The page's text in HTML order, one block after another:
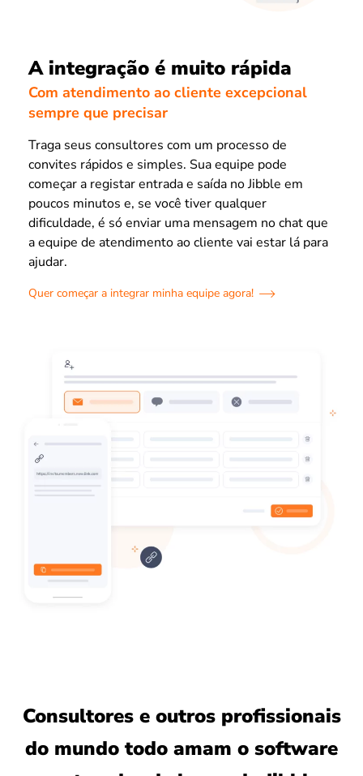
A integração é muito rápida
Com atendimento ao cliente excepcional
sempre que precisar
Traga seus consultores com um processo de
convites rápidos e simples. Sua equipe pode
começar a registar entrada e saída no Jibble em
poucos minutos e, se você tiver qualquer
dificuldade, é só enviar uma mensagem no chat que
a equipe de atendimento ao cliente vai estar lá para
ajudar.
Quer começar a integrar minha equipe agora!
Consultores e outros profissionais
do mundo todo amam o software